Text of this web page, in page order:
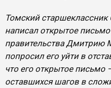
Томский старшеклассник
написал открытое
правительства Дмитрию
попросил его уйти в
что его открытое письмо
оставшихся шагов в